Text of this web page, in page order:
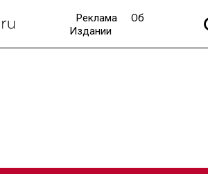
Реклама
Об
Издании